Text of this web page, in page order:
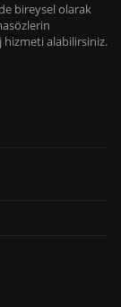
bireysel olarak
alabilirsiniz.